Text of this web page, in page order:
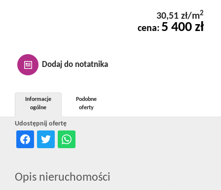
30,51 zł/m2
cena: 5 400 zł
Dodaj do notatnika
Udostępnij ofertę
Informacje
ogólne
Podobne
oferty
Opis nieruchomości